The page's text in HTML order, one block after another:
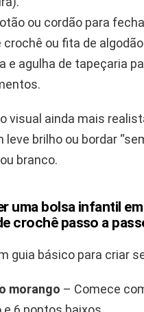
ou cordão para
crochê ou fita de
e agulha de tapeçaria
visual ainda mais
leve brilho ou bordar
branco.
uma bolsa infantil
crochê passo a
guia básico para criar
morango – Comece